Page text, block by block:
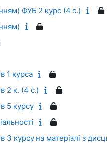
ФУБ 2 курс (4 с.)
1 курса
2 к. (4 с.)
5 курсу
3 курсу на матеріалі з